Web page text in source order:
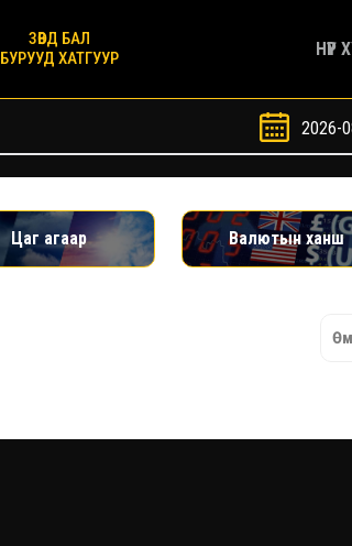
ЗӨВД БАЛ
БУРУУД ХАТГУУР
2026-
Цаг агаар Валютын ханш